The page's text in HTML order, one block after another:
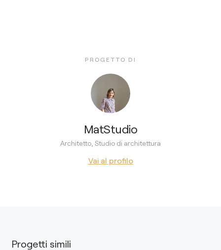
PROGETTO DI
MatStudio
Architetto, Studio di architettura
Vai al profilo
Progetti simili